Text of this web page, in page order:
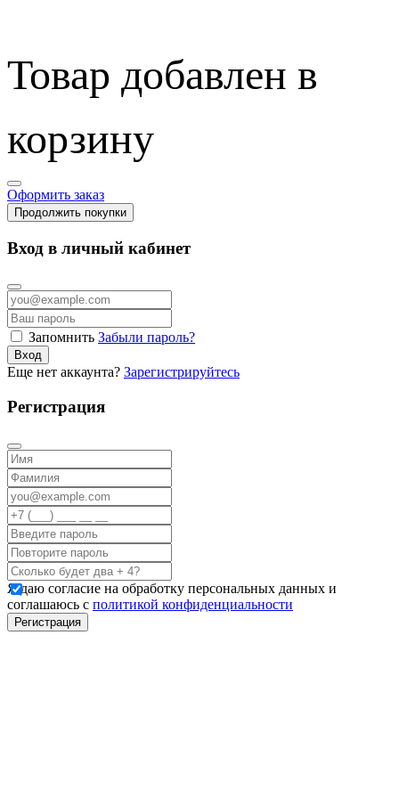
Товар добавлен в
корзину
Оформить заказ
Продолжить покупки
Вход в личный кабинет
Запомнить Забыли пароль?
Вход
Еще нет аккаунта? Зарегистрируйтесь
Регистрация
Я даю согласие на обработку персональных данных и
соглашаюсь с политикой конфиденциальности
Регистрация